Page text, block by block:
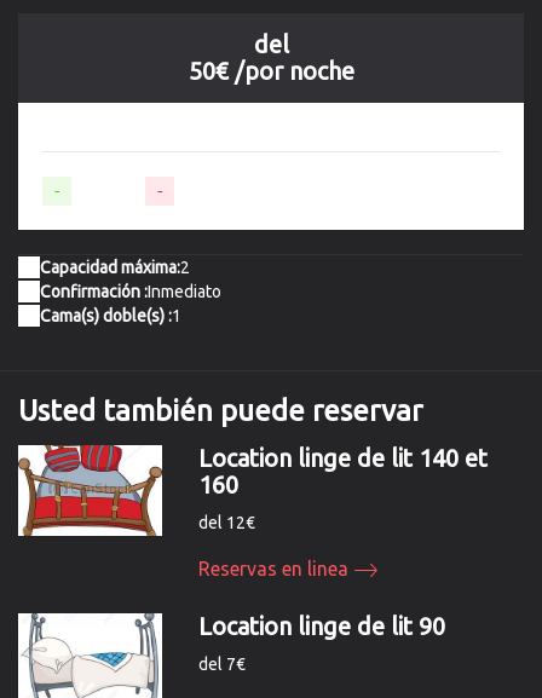
del
50€/por noche
- -
Capacidad máxima:2
Confirmación :Inmediato
Cama(s) doble(s) :1
Usted también puede reservar
Location linge de lit 140 et
160
del 12€
Reservas en linea
Location linge de lit 90
del 7€